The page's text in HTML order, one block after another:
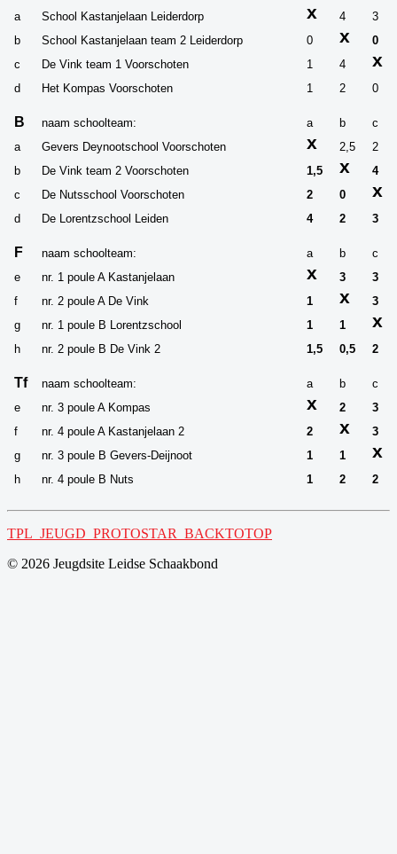
a
School Kastanjelaan Leiderdorp x 4
3
b
School Kastanjelaan team 2 Leiderdorp 0 x
0
c
De Vink team 1 Voorschoten 1 4 x
d Het Kompas Voorschoten 1 2 0
B naam schoolteam: a b
c
a
Gevers Deynootschool Voorschoten x 2,5
2
b
De Vink team 2 Voorschoten 1,5 x
4
c
De Nutsschool Voorschoten 2 0 x
d De Lorentzschool Leiden 4 2 3
F naam schoolteam: a b
c
e
nr. 1 poule A Kastanjelaan x 3
3
f
nr. 2 poule A De Vink 1 x
3
g
nr. 1 poule B Lorentzschool 1 1 x
h nr. 2 poule B De Vink 2 1,5 0,5 2
Tf naam schoolteam: a b
c
e
nr. 3 poule A Kompas x 2
3
f
nr. 4 poule A Kastanjelaan 2 2 x
3
g
nr. 3 poule B Gevers-Deijnoot 1 1 x
h nr. 4 poule B Nuts 1 2 2
TPL_JEUGD_PROTOSTAR_BACKTOTOP
© 2026 Jeugdsite Leidse Schaakbond